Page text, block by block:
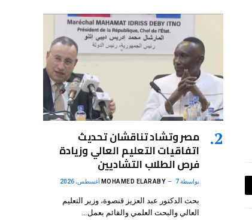
مصر وتشاد تناقشان تحديث
اتفاقيات التعليم العالي وزيادة
فرص الطلاب التشاديين
بواسطة MOHAMED ELARABY 7 أغسطس، 2026
بحث الدكتور عبد العزيز قنصوة، وزير التعليم
العالي والبحث العلمي والقائم بعمل…